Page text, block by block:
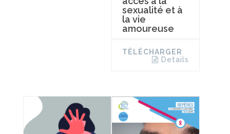
sexualité et à
la vie
amoureuse
TÉLÉCHARGER
Details